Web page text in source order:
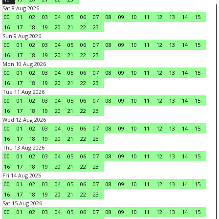
Sat 8 Aug 2026
00
01 02 03 04 05 06 07 08 09 10 11 12 13 14
15
16
17 18 19 20 21 22
23
Sun 9 Aug 2026
00
01 02 03 04 05 06 07 08 09 10 11 12 13 14
15
16
17 18 19 20 21 22
23
Mon 10 Aug 2026
00
01 02 03 04 05 06 07 08 09 10 11 12 13 14
15
16
17 18 19 20 21 22
23
Tue 11 Aug 2026
00
01 02 03 04 05 06 07 08 09 10 11 12 13 14
15
16
17 18 19 20 21 22
23
Wed 12 Aug 2026
00
01 02 03 04 05 06 07 08 09 10 11 12 13 14
15
16
17 18 19 20 21 22
23
Thu 13 Aug 2026
00
01 02 03 04 05 06 07 08 09 10 11 12 13 14
15
16
17 18 19 20 21 22
23
Fri 14 Aug 2026
00
01 02 03 04 05 06 07 08 09 10 11 12 13 14
15
16
17 18 19 20 21 22
23
Sat 15 Aug 2026
00
01 02 03 04 05 06 07 08 09 10 11 12 13 14
15